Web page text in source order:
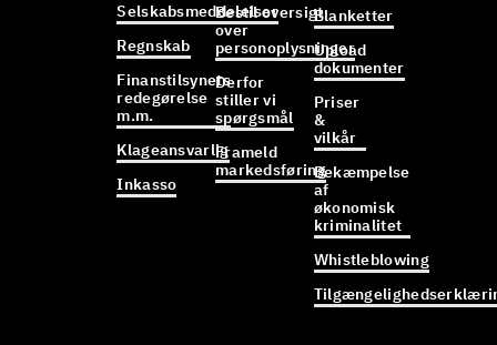
Selskabsmeddelelser
Regnskab
Finanstilsynets
redegørelse
m.m.
Klageansvarlig
Inkasso
Bestil oversigt
over
personoplysninger
Derfor
stiller vi
spørgsmål
Frameld
markedsføring
Blanketter
Upload
dokumenter
Priser
&
vilkår
Bekæmpelse
af
økonomisk
kriminalitet
Whistleblowing